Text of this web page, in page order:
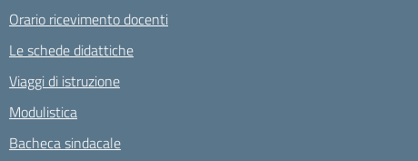
Orario ricevimento docenti
Le schede didattiche
Viaggi di istruzione
Modulistica
Bacheca sindacale